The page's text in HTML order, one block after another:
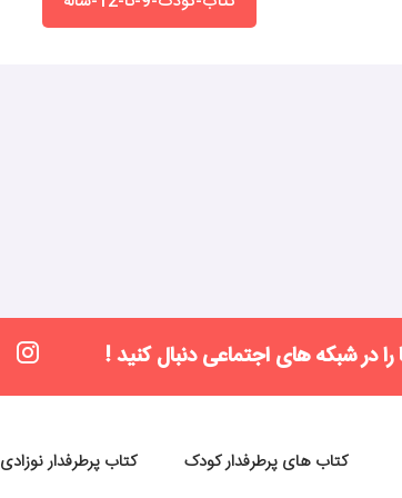
را در شبکه های اجتماعی دنبال کنید !
کتاب های پرطرفدار کودک کتاب پرطرفدار نوزادی